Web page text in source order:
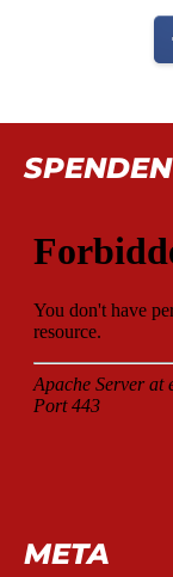
SPENDEN
META